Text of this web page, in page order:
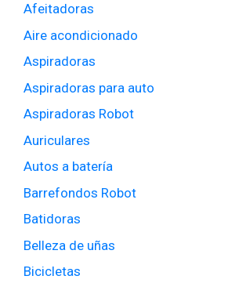
Afeitadoras
Aire acondicionado
Aspiradoras
Aspiradoras para auto
Aspiradoras Robot
Auriculares
Autos a batería
Barrefondos Robot
Batidoras
Belleza de uñas
Bicicletas